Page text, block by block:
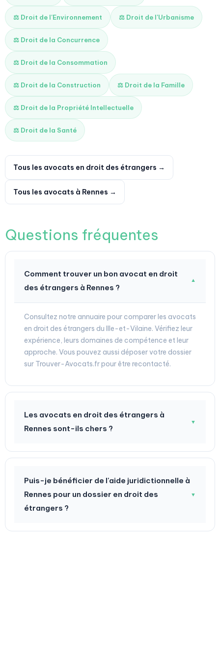
⚖️ Droit de l'Environnement ⚖️ Droit de l'Urbanisme
⚖️ Droit de la Concurrence
⚖️ Droit de la Consommation
⚖️ Droit de la Construction ⚖️ Droit de la Famille
⚖️ Droit de la Propriété Intellectuelle
⚖️ Droit de la Santé
Tous les avocats en droit des étrangers →
Tous les avocats à Rennes →
Questions fréquentes
Comment trouver un bon avocat en droit
des étrangers à Rennes ?
▼
Consultez notre annuaire pour comparer les avocats
en droit des étrangers du Ille-et-Vilaine. Vérifiez leur
expérience, leurs domaines de compétence et leur
approche. Vous pouvez aussi déposer votre dossier
sur Trouver-Avocats.fr pour être recontacté.
Les avocats en droit des étrangers à
Rennes sont-ils chers ?
▼
Puis-je bénéficier de l'aide juridictionnelle à
Rennes pour un dossier en droit des
étrangers ?
▼